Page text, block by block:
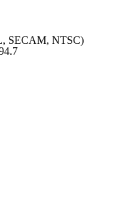
SECAM, NTSC)